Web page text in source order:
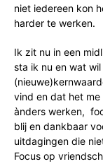
niet iedereen kon
harder te werken.
Ik zit nu in een
sta ik nu en wat
vind en dat het
ànders werken,
blij en dankbaar
uitdagingen die
Focus op